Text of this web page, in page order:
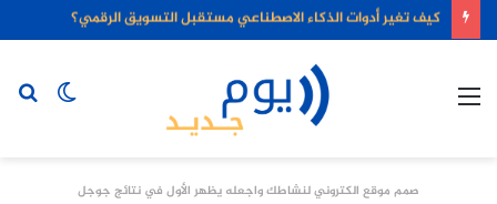
كيف تغير أدوات الذكاء الاصطناعي مستقبل التسويق الرقمي؟
الوضع
صمم موقع الكتروني لنشاطك واجعله يظهر الأول في نتائج جوجل